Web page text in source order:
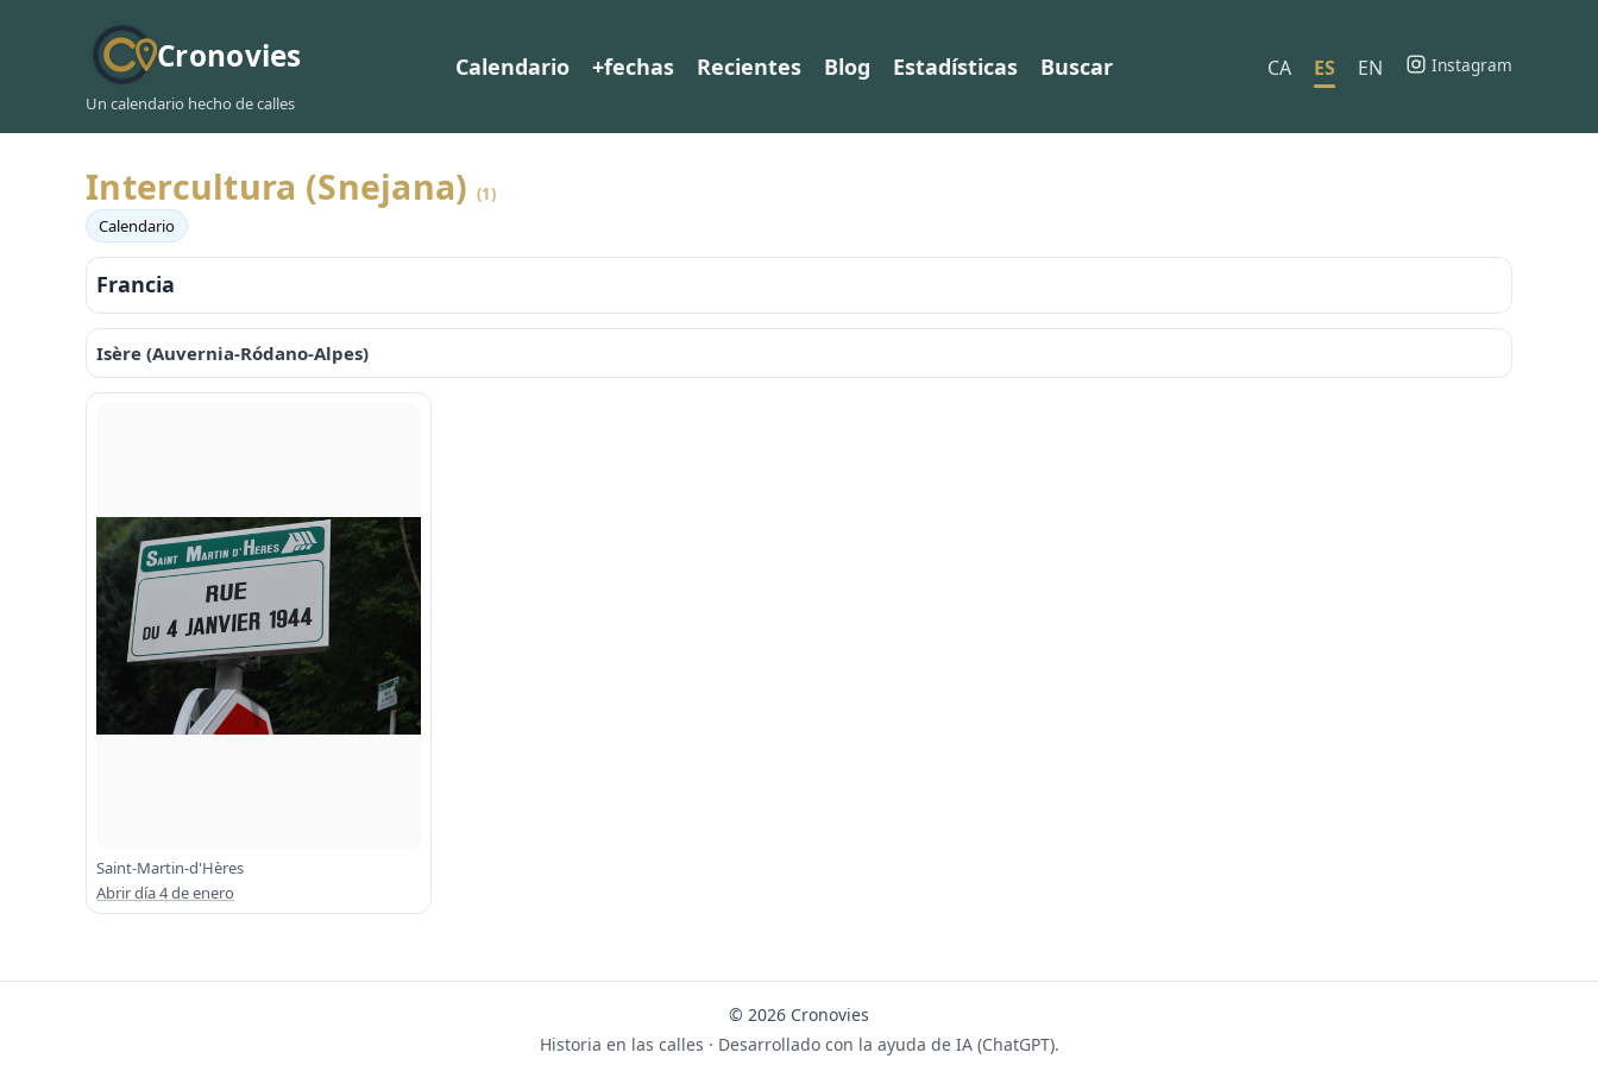
Cronovies
Un calendario hecho de calles
Calendario +fechas Recientes Blog Estadísticas Buscar CA ES EN Instagram
Intercultura (Snejana) (1)
Calendario
Francia
Isère (Auvernia-Ródano-Alpes)
Saint-Martin-d'Hères
Abrir día 4 de enero
© 2026 Cronovies
Historia en las calles · Desarrollado con la ayuda de IA (ChatGPT).